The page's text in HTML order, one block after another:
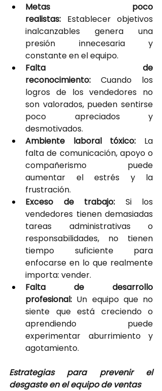
Metas poco
realistas: Establecer objetivos
inalcanzables genera una
presión innecesaria y
constante en el equipo.
Falta de
reconocimiento: Cuando los
logros de los vendedores no
son valorados, pueden sentirse
poco apreciados y
desmotivados.
Ambiente laboral tóxico: La
falta de comunicación, apoyo o
compañerismo puede
aumentar el estrés y la
frustración.
Exceso de trabajo: Si los
vendedores tienen demasiadas
tareas administrativas o
responsabilidades, no tienen
tiempo suficiente para
enfocarse en lo que realmente
importa: vender.
Falta de desarrollo
profesional: Un equipo que no
siente que está creciendo o
aprendiendo puede
experimentar aburrimiento y
agotamiento.
Estrategias para prevenir el
desgaste en el equipo de ventas